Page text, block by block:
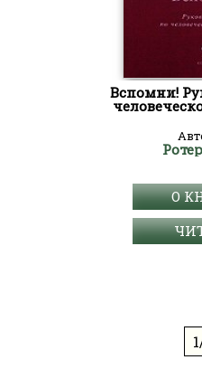
Вспомни!
О